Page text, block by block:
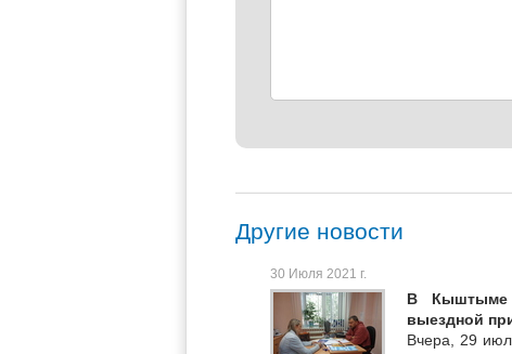
Другие новости
30 Июля 2021 г.
В Кыштыме
выездной
Вчера, 29